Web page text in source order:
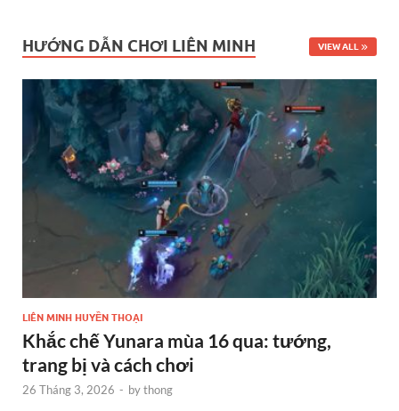
HƯỚNG DẪN CHƠI LIÊN MINH VIEW ALL
LIÊN MINH HUYỀN THOẠI
Khắc chế Yunara mùa 16 qua: tướng,
trang bị và cách chơi
26 Tháng 3, 2026 - bythong